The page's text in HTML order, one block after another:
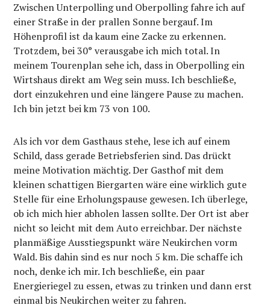
Zwischen Unterpolling und Oberpolling fahre ich auf
einer Straße in der prallen Sonne bergauf. Im
Höhenprofil ist da kaum eine Zacke zu erkennen.
Trotzdem, bei 30° verausgabe ich mich total. In
meinem Tourenplan sehe ich, dass in Oberpolling ein
Wirtshaus direkt am Weg sein muss. Ich beschließe,
dort einzukehren und eine längere Pause zu machen.
Ich bin jetzt bei km 73 von 100.
Als ich vor dem Gasthaus stehe, lese ich auf einem
Schild, dass gerade Betriebsferien sind. Das drückt
meine Motivation mächtig. Der Gasthof mit dem
kleinen schattigen Biergarten wäre eine wirklich gute
Stelle für eine Erholungspause gewesen. Ich überlege,
ob ich mich hier abholen lassen sollte. Der Ort ist aber
nicht so leicht mit dem Auto erreichbar. Der nächste
planmäßige Ausstiegspunkt wäre Neukirchen vorm
Wald. Bis dahin sind es nur noch 5 km. Die schaffe ich
noch, denke ich mir. Ich beschließe, ein paar
Energieriegel zu essen, etwas zu trinken und dann erst
einmal bis Neukirchen weiter zu fahren.